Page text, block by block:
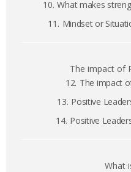
10. What makes
11. Mindset or
The impact of
12. The impact
13. Positive
14. Positive
What